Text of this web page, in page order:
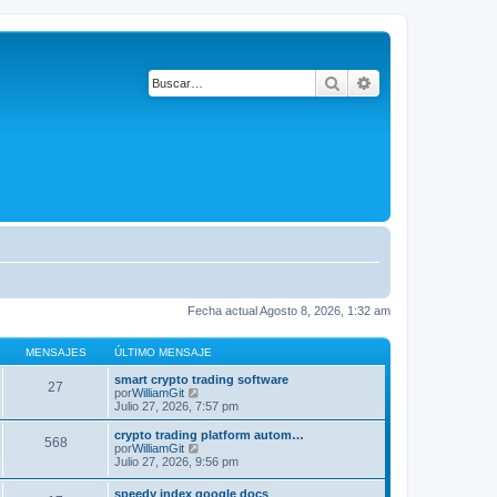
Buscar
Fecha actual Agosto 8, 2026, 1:32 am
MENSAJES ÚLTIMO MENSAJE
27
smart crypto trading software
porWilliamGit
e
r
ú
l
t
m
Julio 27, 2026, 7:57 pm
568
crypto trading platform autom…
porWilliamGit
e
Julio 27, 2026, 9:56 pm
speedy index google docs